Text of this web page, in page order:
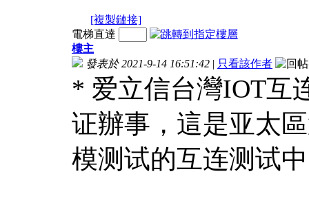
[複製鏈接]
電梯直達
樓主
發表於 2021-9-14 16:51:42 | 只看該作者
* 爱立信台灣IOT互
证辦事，這是亚太
模测试的互连测试